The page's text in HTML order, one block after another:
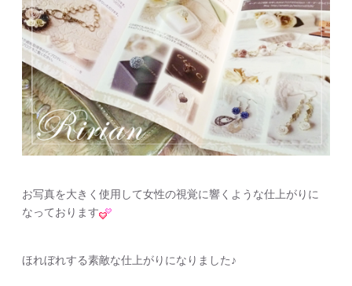
お写真を大きく使用して女性の視覚に響くような仕上がりに
なっております
ほれぼれする素敵な仕上がりになりました♪